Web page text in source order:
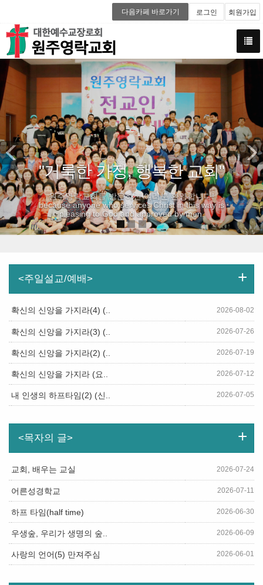
다음카페 바로가기 로그인 회원가입
"거룩한 가정, 행복한 교회"
원주영락교회를 방문하신 여러분 환영합니다!
because anyone who services Christ in this way is
pleasing to God and approved by men.
Previous
<주일설교/예배> +
확신의 신앙을 가지라(4) (.. 2026-08-02
확신의 신앙을 가지라(3) (.. 2026-07-26
확신의 신앙을 가지라(2) (.. 2026-07-19
확신의 신앙을 가지라 (요.. 2026-07-12
내 인생의 하프타임(2) (신.. 2026-07-05
<목자의 글> +
교회, 배우는 교실 2026-07-24
어른성경학교 2026-07-11
하프 타임(half time) 2026-06-30
우생숲, 우리가 생명의 숲.. 2026-06-09
사랑의 언어(5) 만져주심 2026-06-01